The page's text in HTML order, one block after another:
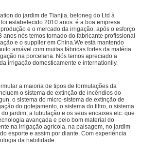
do jardim de Tianjia, beloneg do Ltd à
estabelecido 2010 anos. é a boa empresa
e o mercado da irrigação. após o esforço
anos nós temos tornado do fabricante profissional
e o suppiler em China.We está mantendo
amável com muitas fábricas fortes da matéria
na porcelana. Nós temos apreciado a
irrigação domesticamente e internationlly.
a maioria de tipos de formulações da
o sistema de extinção de incêndios do
o sistema do micro-sistema de extinção de
do gotejamento, o sistema do filtro, o sistema
jardim, a tubulação e os seus encaixes etc. que
avançada e pelo bom material do
na irrigação agrícola, na paisagem, no jardim
esporte e assim por diante. Com experiência
da habilidade.